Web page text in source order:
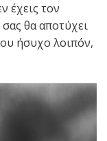
έχεις τον
θα αποτύχει
ήσυχο λοιπόν,